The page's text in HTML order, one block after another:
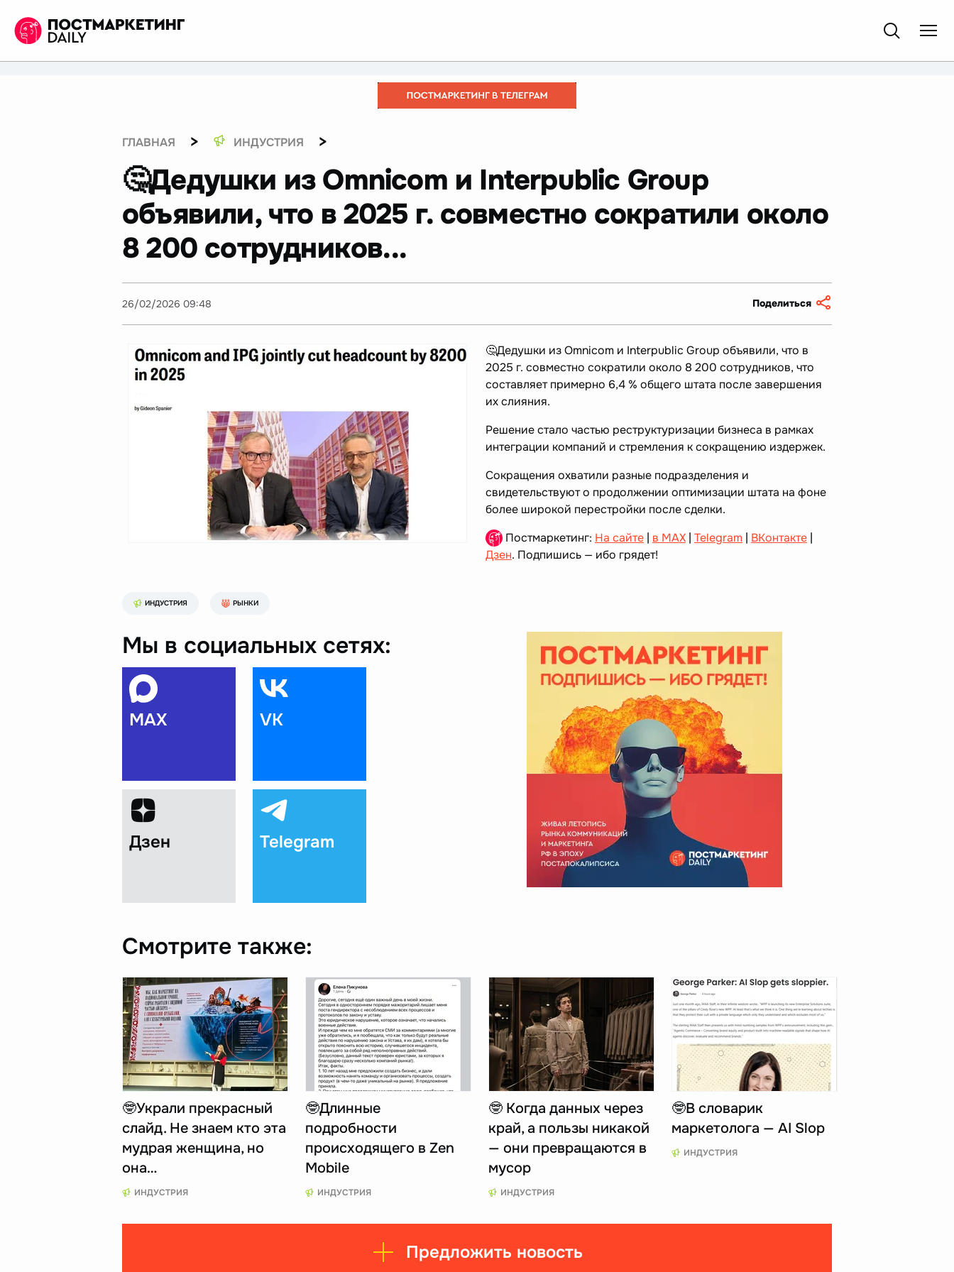
ГЛАВНАЯ > ИНДУСТРИЯ >
🤔Дедушки из Omnicom и Interpublic Group
объявили, что в 2025 г. совместно сократили около
8 200 сотрудников...
26/02/2026 09:48 Поделиться
🤔Дедушки из Omnicom и Interpublic Group объявили, что в
2025 г. совместно сократили около 8 200 сотрудников, что
составляет примерно 6,4 % общего штата после завершения
их слияния.
Решение стало частью реструктуризации бизнеса в рамках
интеграции компаний и стремления к сокращению издержек.
Сокращения охватили разные подразделения и
свидетельствуют о продолжении оптимизации штата на фоне
более широкой перестройки после сделки.
Постмаркетинг: На сайте | в MAX | Telegram | ВКонтакте |
Дзен. Подпишись — ибо грядет!
ИНДУСТРИЯ РЫНКИ
Мы в социальных сетях:
MAX VK
Дзен Telegram
Смотрите также:
🤓Украли прекрасный
слайд. Не знаем кто эта
мудрая женщина, но
она…
ИНДУСТРИЯ
🤓Длинные
подробности
происходящего в Zen
Mobile
ИНДУСТРИЯ
🤓 Когда данных через
край, а пользы никакой
— они превращаются в
мусор
ИНДУСТРИЯ
🤓В словарик
маркетолога — AI Slop
ИНДУСТРИЯ
Предложить новость